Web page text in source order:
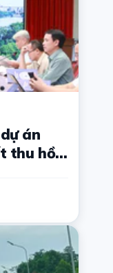
án
thu hồi